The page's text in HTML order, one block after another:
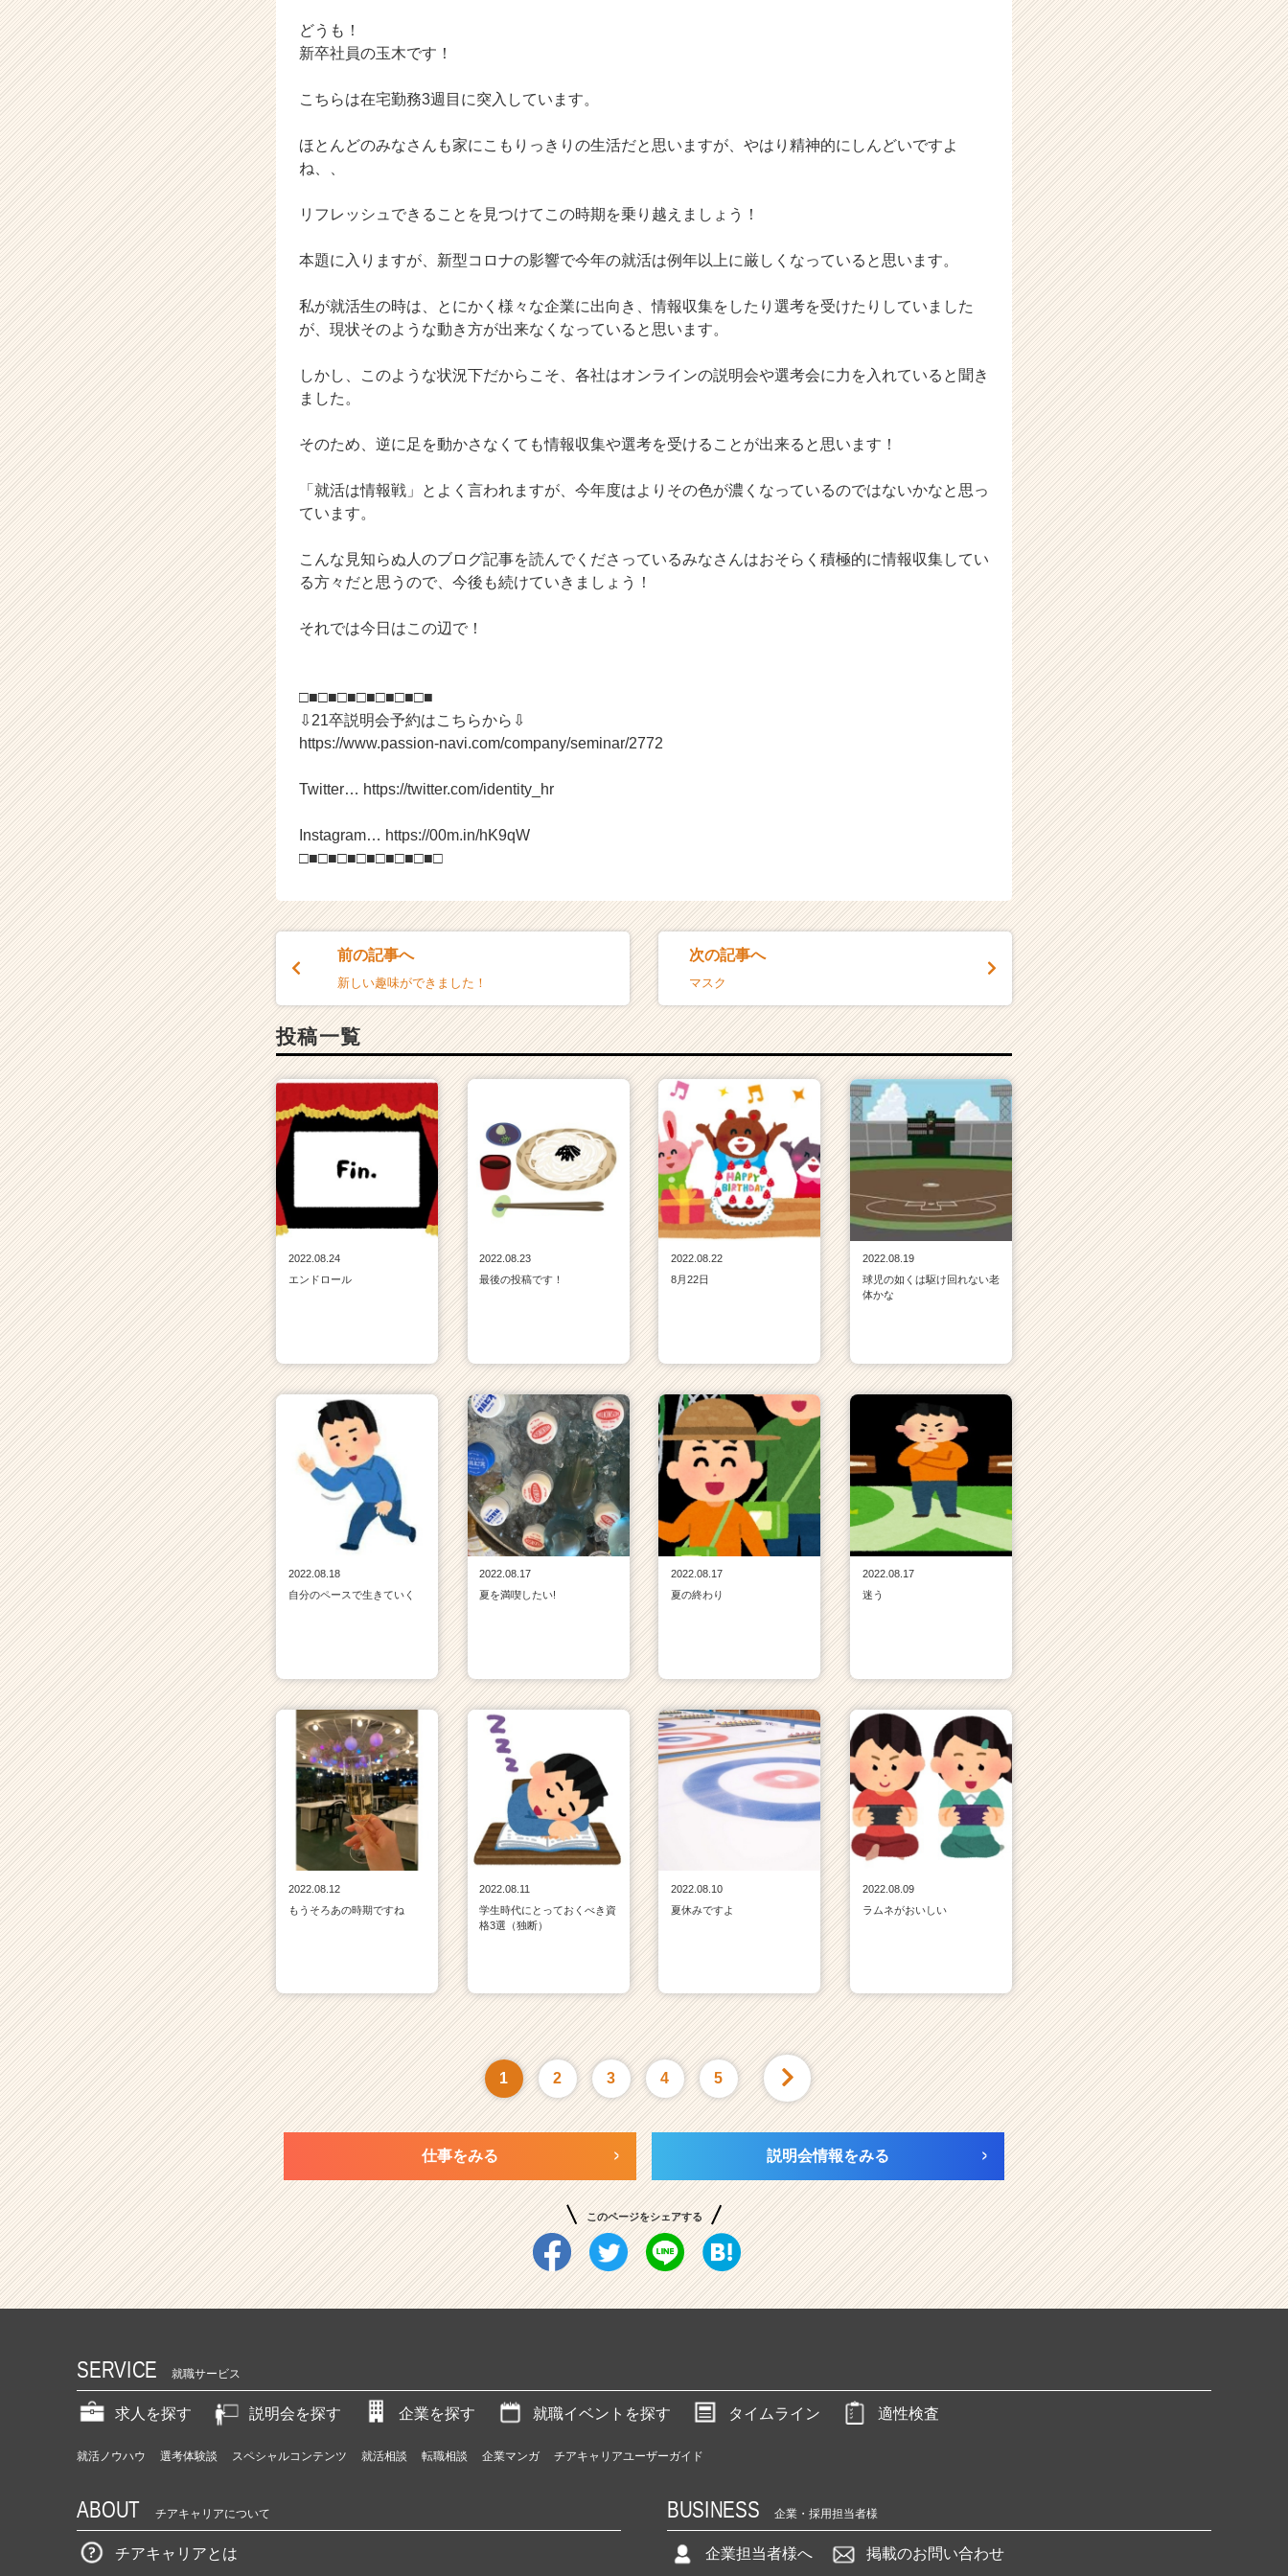
どうも！
新卒社員の玉木です！
こちらは在宅勤務3週目に突入しています。
ほとんどのみなさんも家にこもりっきりの生活だと思いますが、やはり精神的にしんどいですよ
ね、、
リフレッシュできることを見つけてこの時期を乗り越えましょう！
本題に入りますが、新型コロナの影響で今年の就活は例年以上に厳しくなっていると思います。
私が就活生の時は、とにかく様々な企業に出向き、情報収集をしたり選考を受けたりしていました
が、現状そのような動き方が出来なくなっていると思います。
しかし、このような状況下だからこそ、各社はオンラインの説明会や選考会に力を入れていると聞き
ました。
そのため、逆に足を動かさなくても情報収集や選考を受けることが出来ると思います！
「就活は情報戦」とよく言われますが、今年度はよりその色が濃くなっているのではないかなと思っ
ています。
こんな見知らぬ人のブログ記事を読んでくださっているみなさんはおそらく積極的に情報収集してい
る方々だと思うので、今後も続けていきましょう！
それでは今日はこの辺で！
□■□■□■□■□■□■□■
⇩21卒説明会予約はこちらから⇩
https://www.passion-navi.com/company/seminar/2772
Twitter… https://twitter.com/identity_hr
Instagram… https://00m.in/hK9qW
□■□■□■□■□■□■□■□
前の記事へ
新しい趣味ができました！
次の記事へ
マスク
投稿一覧
2022.08.24
エンドロール
2022.08.23
最後の投稿です！
2022.08.22
8月22日
2022.08.19
球児の如くは駆け回れない老
体かな
2022.08.18
自分のペースで生きていく
2022.08.17
夏を満喫したい!
2022.08.17
夏の終わり
2022.08.17
迷う
2022.08.12
もうそろあの時期ですね
2022.08.11
学生時代にとっておくべき資
格3選（独断）
2022.08.10
夏休みですよ
2022.08.09
ラムネがおいしい
1 2 3 4 5
仕事をみる 説明会情報をみる
このページをシェアする
SERVICE 就職サービス
求人を探す 説明会を探す 企業を探す 就職イベントを探す タイムライン 適性検査
就活ノウハウ 選考体験談 スペシャルコンテンツ 就活相談 転職相談 企業マンガ チアキャリアユーザーガイド
ABOUT チアキャリアについて
チアキャリアとは
BUSINESS 企業・採用担当者様
企業担当者様へ 掲載のお問い合わせ